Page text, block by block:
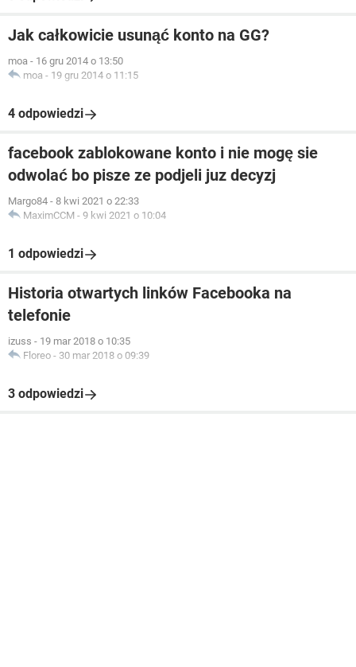
Jak całkowicie usunąć konto na GG?
moa - 16 gru 2014 o 13:50
moa - 19 gru 2014 o 11:15
4 odpowiedzi
facebook zablokowane konto i nie mogę sie
odwolać bo pisze ze podjeli juz decyzj
Margo84 - 8 kwi 2021 o 22:33
MaximCCM - 9 kwi 2021 o 10:04
1 odpowiedzi
Historia otwartych linków Facebooka na
telefonie
izuss - 19 mar 2018 o 10:35
Floreo - 30 mar 2018 o 09:39
3 odpowiedzi